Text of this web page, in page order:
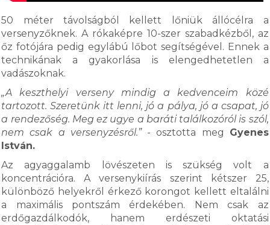
50 méter távolságból kellett lőniük állócélra a
versenyzőknek. A rókaképre 10-szer szabadkézből, az
őz fotójára pedig egylábú lőbot segítségével. Ennek a
technikának a gyakorlása is elengedhetetlen a
vadászoknak.
„A keszthelyi verseny mindig a kedvenceim közé
tartozott. Szeretünk itt lenni, jó a pálya, jó a csapat, jó
a rendezőség. Meg ez ugye a baráti találkozóról is szól,
nem csak a versenyzésről.”- osztotta meg Gyenes
István.
Az agyaggalamb lövészeten is szükség volt a
koncentrációra. A versenykiírás szerint kétszer 25,
különböző helyekről érkező korongot kellett eltalálni
a maximális pontszám érdekében. Nem csak az
erdőgazdálkodók, hanem erdészeti oktatási